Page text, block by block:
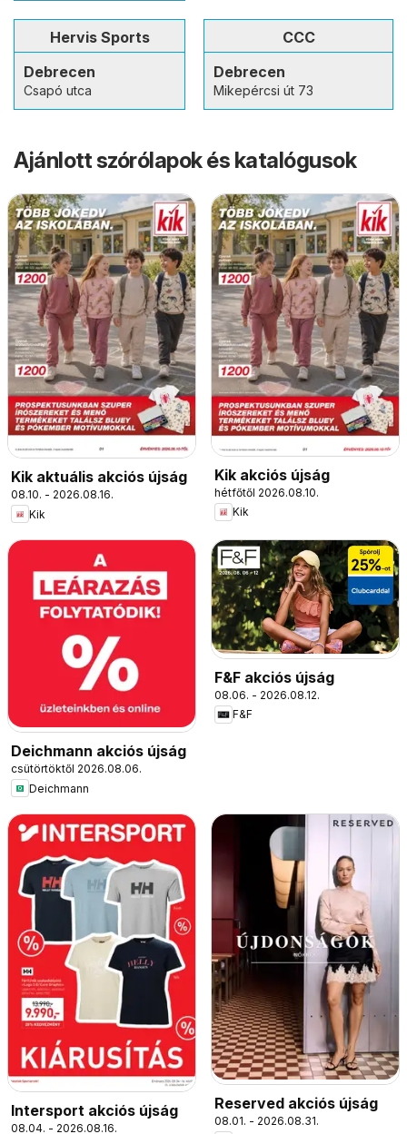
Hervis Sports
Debrecen
Csapó utca
CCC
Debrecen
Mikepércsi út 73
Ajánlott szórólapok és katalógusok
Kik aktuális akciós újság
08.10. - 2026.08.16.
Kik
Kik akciós újság
hétfőtől 2026.08.10.
Kik
Deichmann akciós újság
csütörtöktől 2026.08.06.
Deichmann
F&F akciós újság
08.06. - 2026.08.12.
F&F
Intersport akciós újság
08.04. - 2026.08.16.
Reserved akciós újság
08.01. - 2026.08.31.